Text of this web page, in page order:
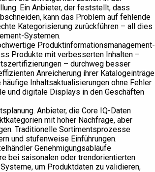
Ein Anbieter, der feststellt, dass
kann das Problem auf fehlende
Kategorisierung zurückführen – all dies
Systemen.
Produktinformationsmanagement-
Produkte mit verbesserten Inhalten –
– durchweg besser
Anreicherung ihrer Katalogeinträge
Inhaltsaktualisierungen ohne Fehler
und digitale Displays in den Geschäften
Anbieter, die Core IQ-Daten
mit hoher Nachfrage, aber
Traditionelle Sortimentsprozesse
und stufenweise Einführungen.
Genehmigungsabläufe
bei saisonalen oder trendorientierten
um Produktdaten zu validieren,